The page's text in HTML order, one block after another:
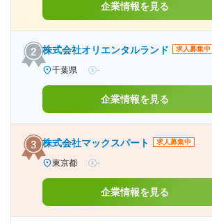
企業情報を見る
株式会社オリエンタルランド 求人募集中
千葉県 -
企業情報を見る
株式会社マックスパート 求人募集中
東京都 -
企業情報を見る